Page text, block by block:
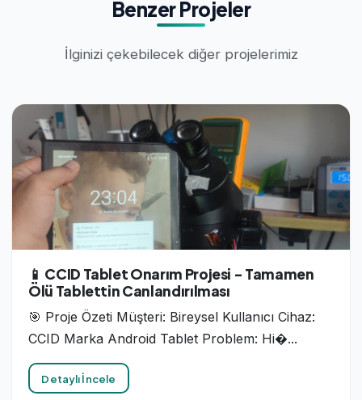
Benzer Projeler
İlginizi çekebilecek diğer projelerimiz
📱 CCID Tablet Onarım Projesi - Tamamen
Ölü Tablettin Canlandırılması
🎯 Proje Özeti Müşteri: Bireysel Kullanıcı Cihaz:
CCID Marka Android Tablet Problem: Hi�...
Detaylı İncele